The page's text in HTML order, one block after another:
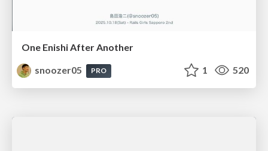
One Enishi After Another
snoozer05
PRO 1 520